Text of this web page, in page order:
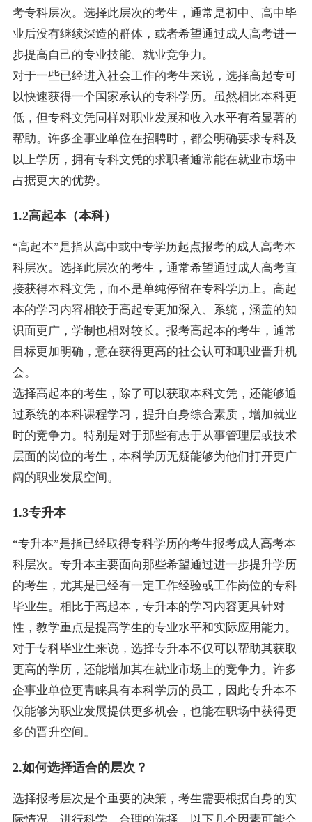
考专科层次。选择此层次的考生，通常是初中、高中毕
业后没有继续深造的群体，或者希望通过成人高考进一
步提高自己的专业技能、就业竞争力。
对于一些已经进入社会工作的考生来说，选择高起专可
以快速获得一个国家承认的专科学历。虽然相比本科更
低，但专科文凭同样对职业发展和收入水平有着显著的
帮助。许多企事业单位在招聘时，都会明确要求专科及
以上学历，拥有专科文凭的求职者通常能在就业市场中
占据更大的优势。
1.2高起本（本科）
“高起本”是指从高中或中专学历起点报考的成人高考本
科层次。选择此层次的考生，通常希望通过成人高考直
接获得本科文凭，而不是单纯停留在专科学历上。高起
本的学习内容相较于高起专更加深入、系统，涵盖的知
识面更广，学制也相对较长。报考高起本的考生，通常
目标更加明确，意在获得更高的社会认可和职业晋升机
会。
选择高起本的考生，除了可以获取本科文凭，还能够通
过系统的本科课程学习，提升自身综合素质，增加就业
时的竞争力。特别是对于那些有志于从事管理层或技术
层面的岗位的考生，本科学历无疑能够为他们打开更广
阔的职业发展空间。
1.3专升本
“专升本”是指已经取得专科学历的考生报考成人高考本
科层次。专升本主要面向那些希望通过进一步提升学历
的考生，尤其是已经有一定工作经验或工作岗位的专科
毕业生。相比于高起本，专升本的学习内容更具针对
性，教学重点是提高学生的专业水平和实际应用能力。
对于专科毕业生来说，选择专升本不仅可以帮助其获取
更高的学历，还能增加其在就业市场上的竞争力。许多
企事业单位更青睐具有本科学历的员工，因此专升本不
仅能够为职业发展提供更多机会，也能在职场中获得更
多的晋升空间。
2.如何选择适合的层次？
选择报考层次是个重要的决策，考生需要根据自身的实